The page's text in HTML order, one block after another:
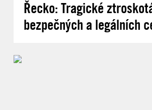
Řecko: Tragické
bezpečných a legálních